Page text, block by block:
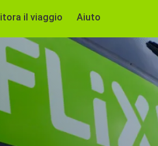
il viaggio Aiuto